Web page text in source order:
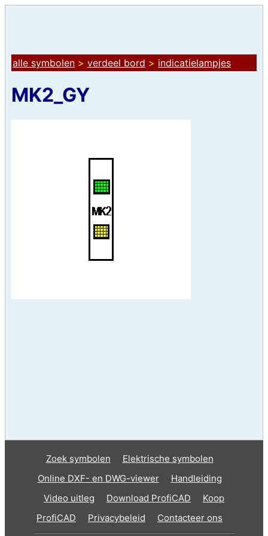
alle symbolen > verdeel bord > indicatielampjes
MK2_GY
Zoek symbolen
Elektrische symbolen
Online DXF- en DWG-viewer
Handleiding
Video uitleg
Download ProfiCAD
Koop
ProfiCAD
Privacybeleid Contacteer ons